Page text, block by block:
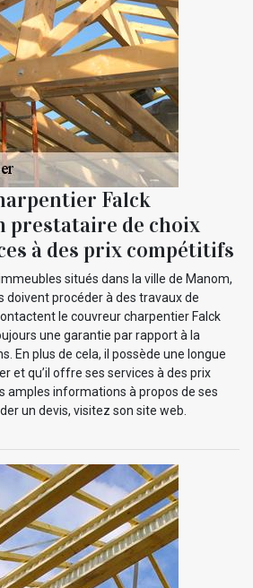
Falck
prestataire de choix
à des prix compétitifs
situés dans la ville de Manom,
doivent procéder à des travaux de
le couvreur charpentier Falck
une garantie par rapport à la
En plus de cela, il possède une longue
et qu’il offre ses services à des prix
amples informations à propos de ses
un devis, visitez son site web.